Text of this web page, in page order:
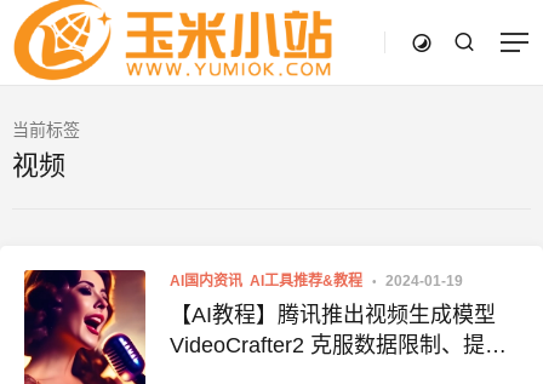
当前标签
视频
AI国内资讯 AI工具推荐&教程 2024-01-19
【AI教程】腾讯推出视频生成模型
VideoCrafter2 克服数据限制、提高